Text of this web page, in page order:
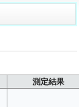
測定結果